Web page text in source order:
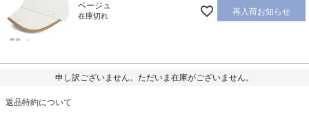
ベージュ
在庫切れ 再入荷お知らせ
申し訳ございません。ただいま在庫がございません。
返品特約について